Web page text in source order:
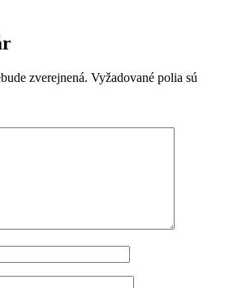
zverejnená. Vyžadované polia sú